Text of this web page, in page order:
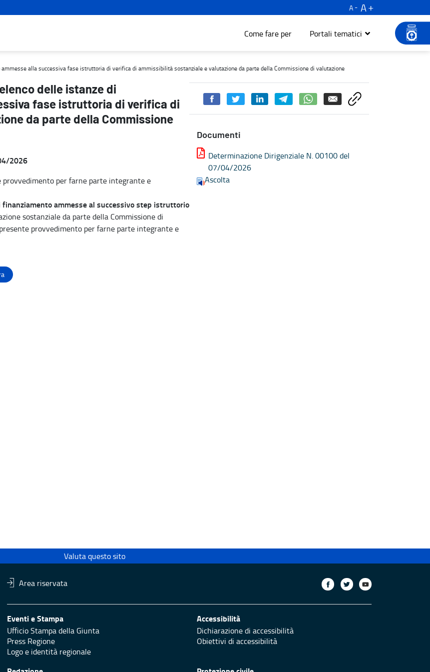
A
A
Come fare per Portali tematici
alla successiva fase istruttoria di verifica di ammissibilità sostanziale e valutazione da parte della Commissione di
ammesse alla successiva fase istruttoria di verifica di ammissibilità sostanziale e valutazione da parte della Commissione di valutazione
delle istanze di
fase istruttoria di verifica di
da parte della Commissione
2026
provvedimento per farne parte integrante e
ammesse al successivo step istruttorio
sostanziale da parte della Commissione di
provvedimento per farne parte integrante e
Documenti
Determinazione Dirigenziale N. 00100 del
07/04/2026
Ascolta
Valuta questo sito
Area riservata
Eventi e Stampa
Ufficio Stampa della Giunta
Press Regione
Logo e identità regionale
Accessibilità
Dichiarazione di accessibilità
Obiettivi di accessibilità